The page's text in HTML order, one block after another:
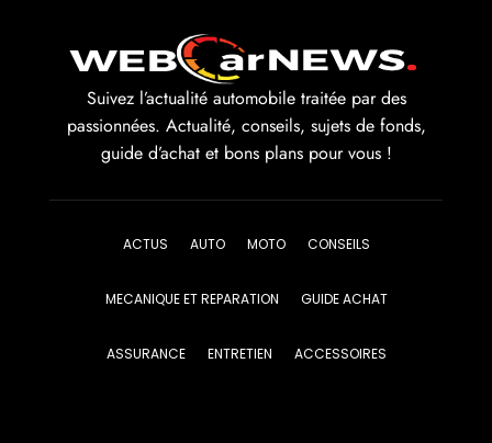
Suivez l’actualité automobile traitée par des
passionnées. Actualité, conseils, sujets de fonds,
guide d’achat et bons plans pour vous !
ACTUS AUTO MOTO CONSEILS
MECANIQUE ET REPARATION GUIDE ACHAT
ASSURANCE ENTRETIEN ACCESSOIRES